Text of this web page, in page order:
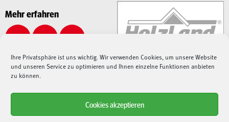
Ihre Privatsphäre ist uns wichtig. Wir verwenden Cookies, um unsere Website
und unseren Service zu optimieren und Ihnen einzelne Funktionen anbieten
zu können.
Cookies akzeptieren
Mehr erfahren
Alle angegebenen Preise sind Gesamtpreise inkl. MwSt., zzgl. Liefer-/Versandkosten.